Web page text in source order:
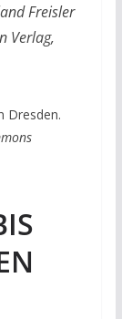
Freisler
Verlag,
Dresden.